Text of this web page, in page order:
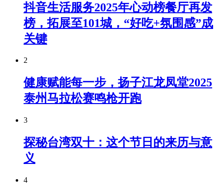
抖音生活服务2025年心动榜餐厅再发
榜，拓展至101城，“好吃+氛围感”成
关键
2
健康赋能每一步，扬子江龙凤堂2025
泰州马拉松赛鸣枪开跑
3
探秘台湾双十：这个节日的来历与意
义
4